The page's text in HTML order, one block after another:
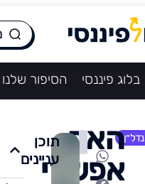
בלוג פיננסי הסיפור שלנו
נדל״ןהאם
אפשרי
תוכן
עניינים